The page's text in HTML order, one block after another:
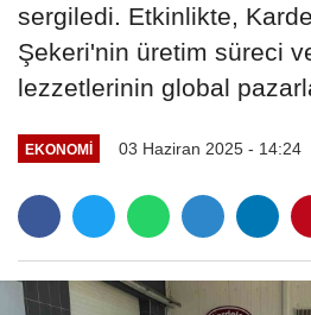
sergiledi. Etkinlikte,
Şekeri'nin üretim süreci
lezzetlerinin global
EKONOMI 03 Haziran 2025 - 14:24